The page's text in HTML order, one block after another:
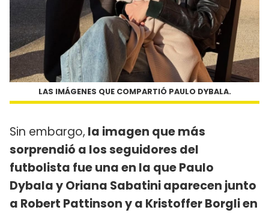
LAS IMÁGENES QUE COMPARTIÓ PAULO DYBALA.
Sin embargo, la imagen que más
sorprendió a los seguidores del
futbolista fue una en la que Paulo
Dybala y Oriana Sabatini aparecen junto
a Robert Pattinson y a Kristoffer Borgli en